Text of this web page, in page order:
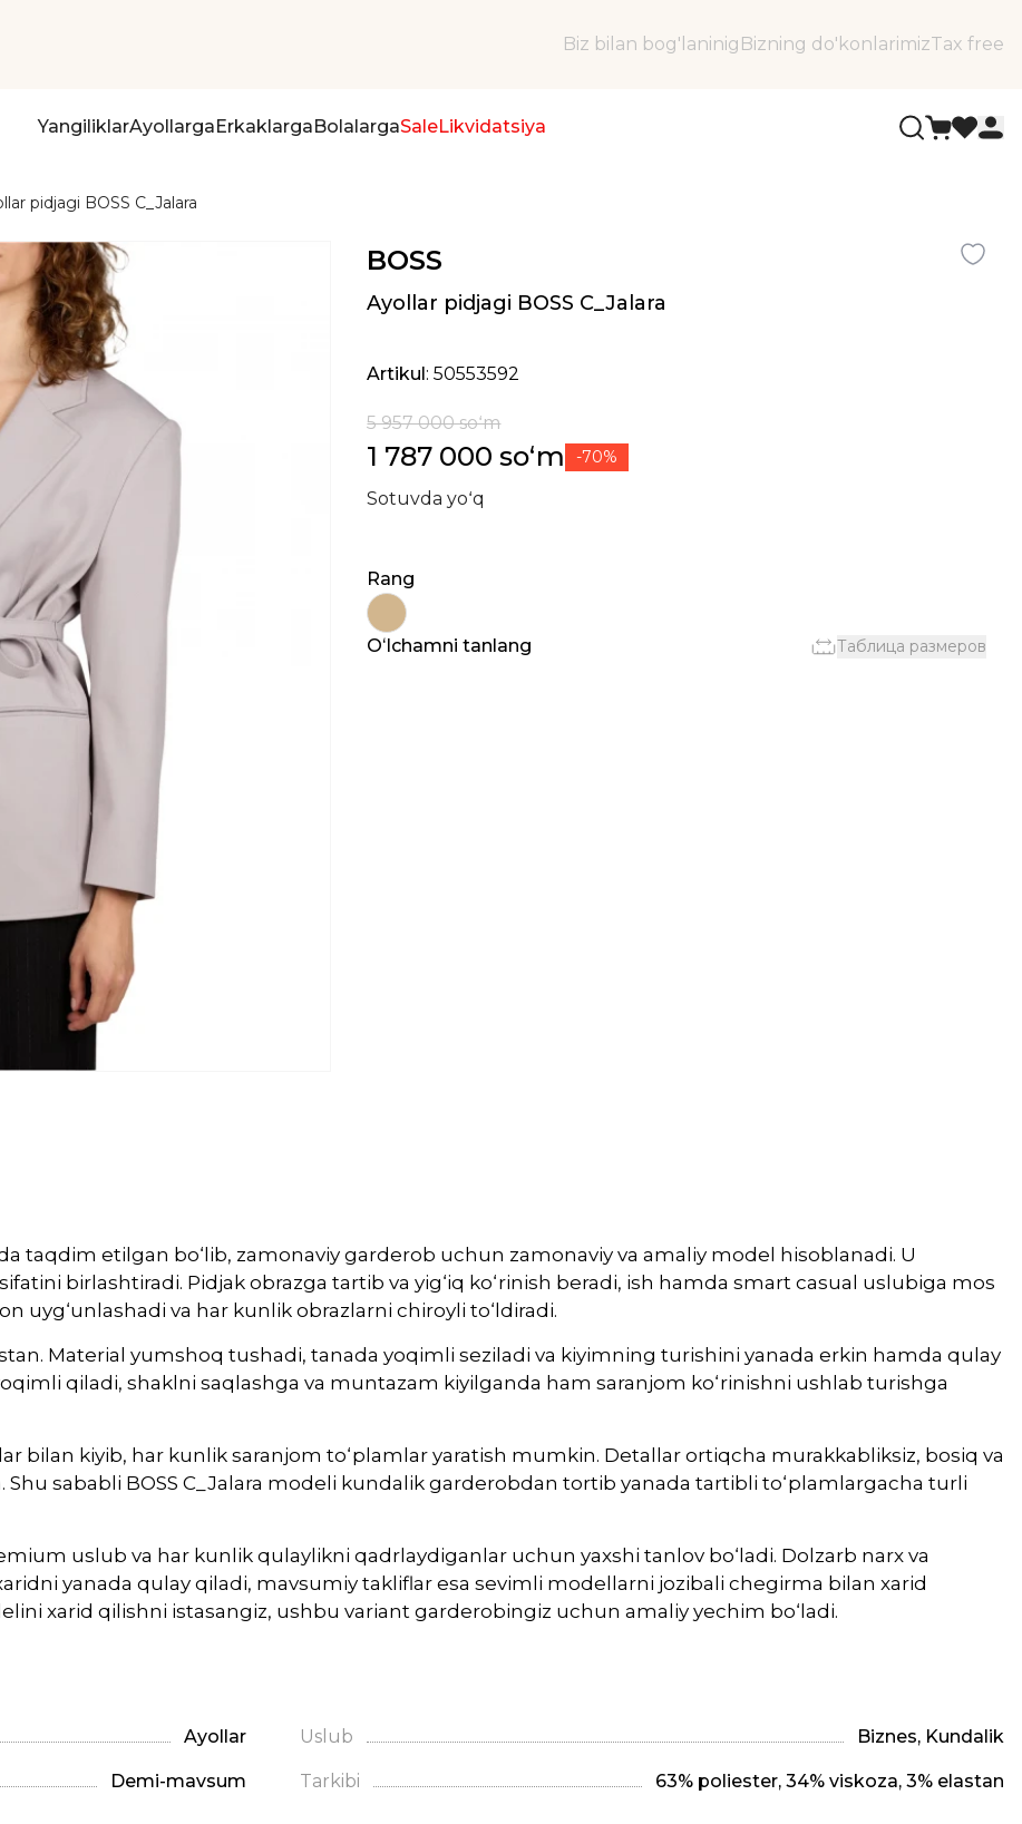
Biz bilan bog'laninig Bizning do'konlarimizTax free
YangiliklarAyollargaErkaklargaBolalargaSaleLikvidatsiya
pidjagi BOSS C_Jalara
BOSS
Ayollar pidjagi BOSS C_Jalara
Artikul: 50553592
5 957 000 soʻm
1 787 000 soʻm -70%
Sotuvda yoʻq
Rang
Oʻlchamni tanlang Таблица размеров
taqdim etilgan bo‘lib, zamonaviy garderob uchun zamonaviy va amaliy model hisoblanadi. U
birlashtiradi. Pidjak obrazga tartib va yig‘iq ko‘rinish beradi, ish hamda smart casual uslubiga mos
uyg‘unlashadi va har kunlik obrazlarni chiroyli to‘ldiradi.
Material yumshoq tushadi, tanada yoqimli seziladi va kiyimning turishini yanada erkin hamda qulay
qiladi, shaklni saqlashga va muntazam kiyilganda ham saranjom ko‘rinishni ushlab turishga
bilan kiyib, har kunlik saranjom to‘plamlar yaratish mumkin. Detallar ortiqcha murakkabliksiz, bosiq va
sababli BOSS C_Jalara modeli kundalik garderobdan tortib yanada tartibli to‘plamlargacha turli
uslub va har kunlik qulaylikni qadrlaydiganlar uchun yaxshi tanlov bo‘ladi. Dolzarb narx va
yanada qulay qiladi, mavsumiy takliflar esa sevimli modellarni jozibali chegirma bilan xarid
xarid qilishni istasangiz, ushbu variant garderobingiz uchun amaliy yechim bo‘ladi.
Ayollar Uslub Biznes, Kundalik
Demi-mavsum Tarkibi 63% poliester, 34% viskoza, 3% elastan